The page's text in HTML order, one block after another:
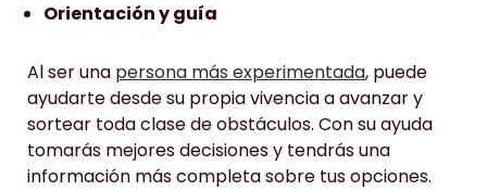
Orientación y guía
Al ser una persona más experimentada, puede
ayudarte desde su propia vivencia a avanzar y
sortear toda clase de obstáculos. Con su ayuda
tomarás mejores decisiones y tendrás una
información más completa sobre tus opciones.